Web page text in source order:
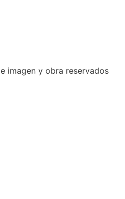
imagen y obra reservados